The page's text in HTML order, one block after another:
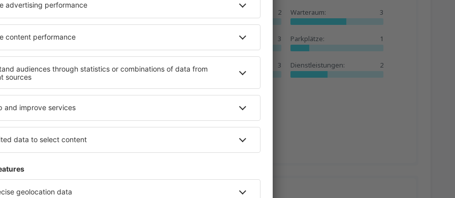
2 Warteraum: 3
3 Parkplätze: 1
Hotelbasis: 5 Sauberkeit: 3 Dienstleistungen: 2
Check-in : 3